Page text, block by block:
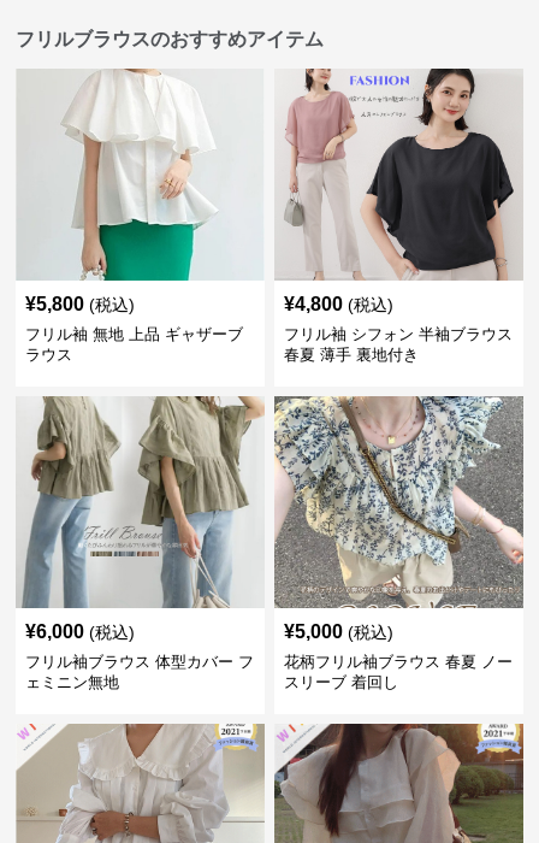
フリルブラウスのおすすめアイテム
¥5,800 (税込)
フリル袖 無地 上品 ギャザーブ
ラウス
¥4,800 (税込)
フリル袖 シフォン 半袖ブラウス
春夏 薄手 裏地付き
¥6,000 (税込)
フリル袖ブラウス 体型カバー フ
ェミニン無地
¥5,000 (税込)
花柄フリル袖ブラウス 春夏 ノー
スリーブ 着回し